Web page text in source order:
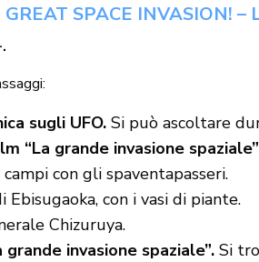
SPACE INVASION!
sugli UFO. Si può ascoltare
grande invasione
con gli spaventapasseri.
con i vasi di piante.
Chizuruya.
invasione spaziale”. Si